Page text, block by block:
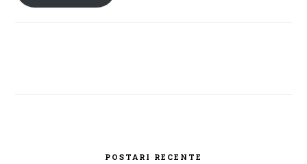
POSTARI RECENTE